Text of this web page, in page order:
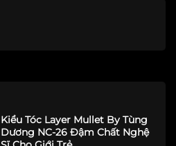
Kiểu Tóc Layer Mullet By Tùng
Dương NC-26 Đậm Chất Nghệ